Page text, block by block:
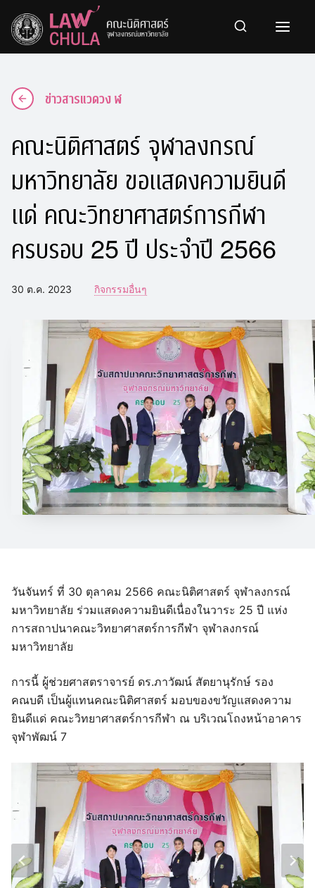
content
ข่าวสารแวดวง ฬ
คณะนิติศาสตร์ จุฬาลงกรณ์
มหาวิทยาลัย ขอแสดงความยินดี
แด่ คณะวิทยาศาสตร์การกีฬา
ครบรอบ 25 ปี ประจำปี 2566
30 ต.ค. 2023 กิจกรรมอื่นๆ
วันจันทร์ ที่ 30 ตุลาคม 2566 คณะนิติศาสตร์ จุฬาลงกรณ์
มหาวิทยาลัย ร่วมแสดงความยินดีเนื่องในวาระ 25 ปี แห่ง
การสถาปนาคณะวิทยาศาสตร์การกีฬา จุฬาลงกรณ์
มหาวิทยาลัย
การนี้ ผู้ช่วยศาสตราจารย์ ดร.ภาวัฒน์ สัตยานุรักษ์ รอง
คณบดี เป็นผู้แทนคณะนิติศาสตร์ มอบของขวัญแสดงความ
ยินดีแด่ คณะวิทยาศาสตร์การกีฬา ณ บริเวณโถงหน้าอาคาร
จุฬาพัฒน์ 7